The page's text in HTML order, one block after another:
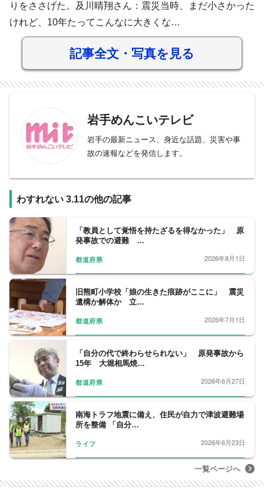
りをささげた。及川晴翔さん：震災当時、まだ小さかった
けれど、10年たってこんなに大きくな…
記事全文・写真を見る
岩手めんこいテレビ
岩手の最新ニュース、身近な話題、災害や事
故の速報などを発信します。
わすれない 3.11の他の記事
「教員として覚悟を持たざるを得なかった」 原
発事故での避難 …
都道府県 2026年8月1日
旧熊町小学校「娘の生きた痕跡がここに」 震災
遺構か解体か 立…
都道府県 2026年7月1日
「自分の代で終わらせられない」 原発事故から
15年 大堀相馬焼…
都道府県 2026年6月27日
南海トラフ地震に備え、住民が自力で津波避難場
所を整備 「自分…
ライフ 2026年6月23日
一覧ページへ